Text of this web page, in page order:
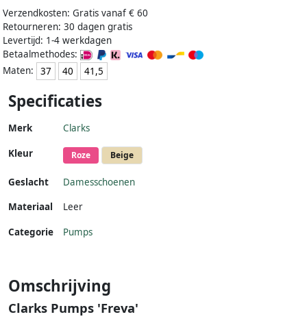
Verzendkosten: Gratis vanaf € 60
Retourneren: 30 dagen gratis
Levertijd: 1-4 werkdagen
Betaalmethodes:
Maten:
37 40 41,5
Specificaties
Merk Clarks
Kleur Roze Beige
Geslacht
Damesschoenen
Materiaal
Leer
Categorie Pumps
Omschrijving
Clarks Pumps 'Freva'